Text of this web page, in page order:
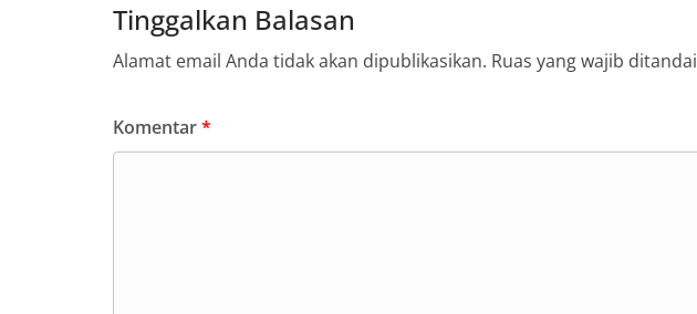
Tinggalkan Balasan
Alamat email Anda tidak akan dipublikasikan. Ruas yang wajib ditandai
Komentar*